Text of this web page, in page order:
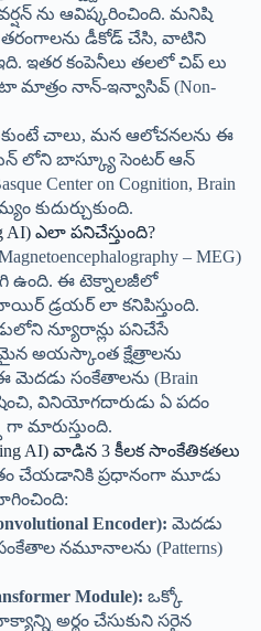
ను ఆవిష్కరించింది. మనిషి
డీకోడ్ చేసి, వాటిని
ఇతర కంపెనీలు తలలో చిప్ లు
మాత్రం నాన్-ఇన్వాసివ్ (Non-
చాలు, మన ఆలోచనలను ఈ
లోని బాస్క్యూ సెంటర్ ఆన్
Center on Cognition, Brain
కుదుర్చుకుంది.
AI) ఎలా పనిచేస్తుంది?
– MEG)
ఉంది. ఈ టెక్నాలజీలో
డ్రయర్ లా కనిపిస్తుంది.
న్యూరాన్లు పనిచేసే
అయస్కాంత క్షేత్రాలను
ఈ మెదడు సంకేతాలను (Brain
వినియోగదారుడు ఏ పదం
మారుస్తుంది.
AI) వాడిన 3 కీలక సాంకేతికతలు
చేయడానికి ప్రధానంగా మూడు
Encoder): మెదడు
నమూనాలను (Patterns)
Module): ఒక్కో
అర్థం చేసుకుని సరైన